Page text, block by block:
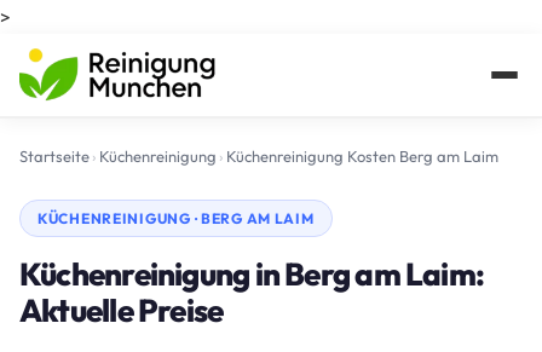
>
Startseite› Küchenreinigung › Küchenreinigung Kosten Berg am Laim
KÜCHENREINIGUNG · BERG AM LAIM
Küchenreinigung in Berg am Laim:
Aktuelle Preise